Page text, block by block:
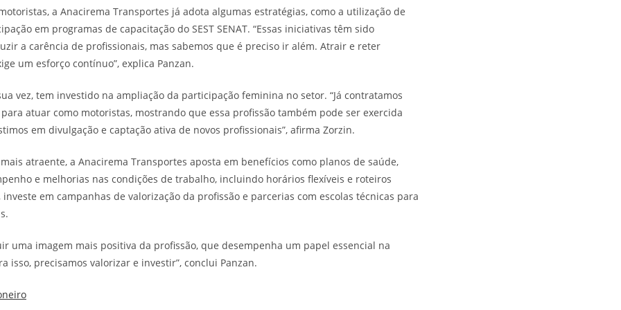
a Anacirema Transportes já adota algumas estratégias, como a utilização de
em programas de capacitação do SEST SENAT. “Essas iniciativas têm sido
a carência de profissionais, mas sabemos que é preciso ir além. Atrair e reter
um esforço contínuo”, explica Panzan.
vez, tem investido na ampliação da participação feminina no setor. “Já contratamos
atuar como motoristas, mostrando que essa profissão também pode ser exercida
em divulgação e captação ativa de novos profissionais”, afirma Zorzin.
atraente, a Anacirema Transportes aposta em benefícios como planos de saúde,
e melhorias nas condições de trabalho, incluindo horários flexíveis e roteiros
em campanhas de valorização da profissão e parcerias com escolas técnicas para
uma imagem mais positiva da profissão, que desempenha um papel essencial na
isso, precisamos valorizar e investir”, conclui Panzan.